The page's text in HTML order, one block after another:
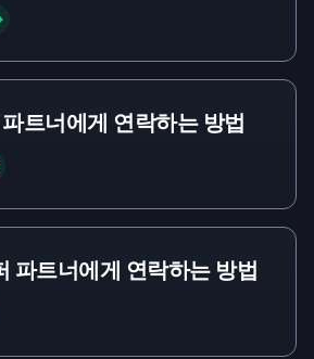
트너에게 연락하는 방법
파트너에게 연락하는 방법